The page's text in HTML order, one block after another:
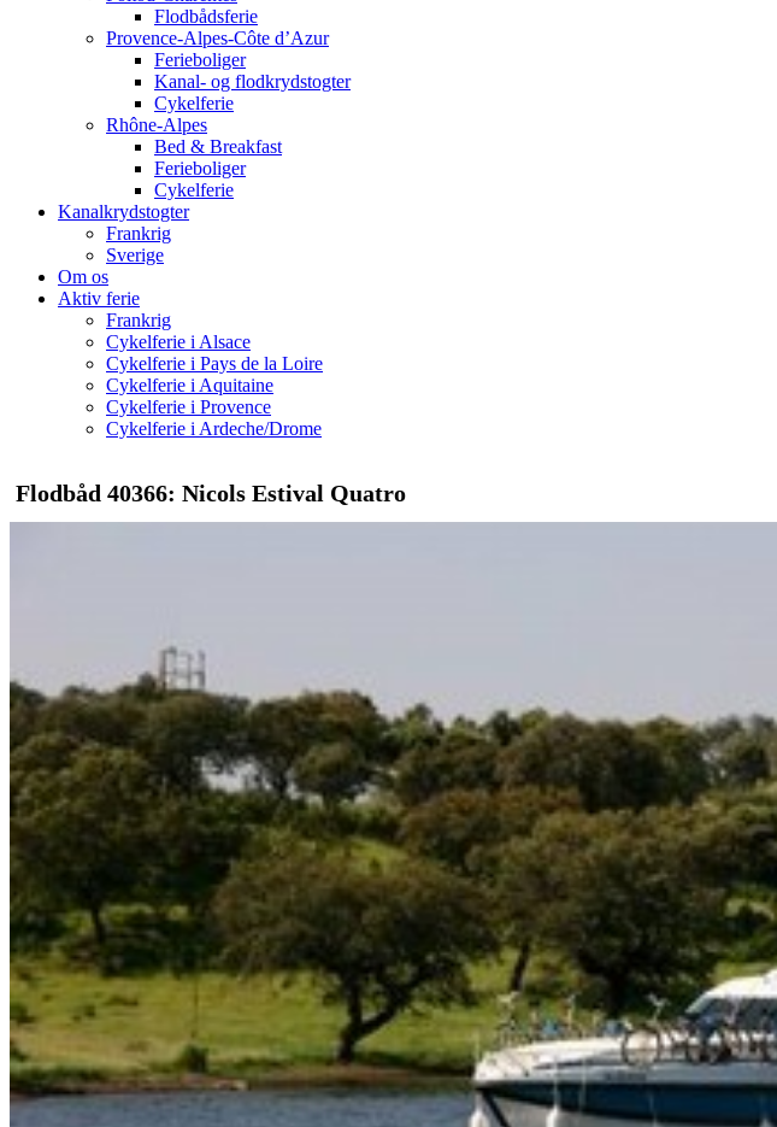
Flodbådsferie
Provence-Alpes-Côte d’Azur
Ferieboliger
Kanal- og flodkrydstogter
Cykelferie
Rhône-Alpes
Bed & Breakfast
Ferieboliger
Cykelferie
Kanalkrydstogter
Frankrig
Sverige
Om os
Aktiv ferie
Frankrig
Cykelferie i Alsace
Cykelferie i Pays de la Loire
Cykelferie i Aquitaine
Cykelferie i Provence
Cykelferie i Ardeche/Drome
Flodbåd 40366: Nicols Estival Quatro